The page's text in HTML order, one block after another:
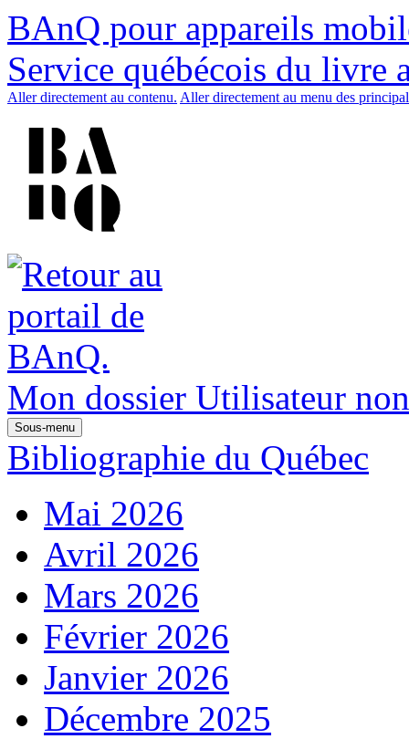
BAnQ pour appareils
Service québécois du livre
Aller directement au contenu. Aller directement au menu des
Mon dossier Utilisateur
Sous-menu
Bibliographie du Québec
Mai 2026
Avril 2026
Mars 2026
Février 2026
Janvier 2026
Décembre 2025